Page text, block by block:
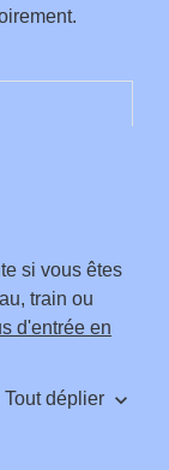
si vous êtes
train ou
d'entrée en
Tout déplier keyboard_arrow_down